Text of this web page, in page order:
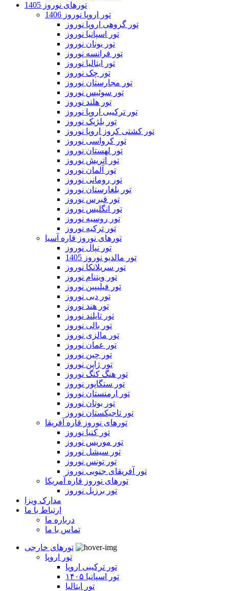
تورهای نوروز 1405
تور اروپا نوروز 1406
تور گروهی اروپا نوروز
تور اسپانیا نوروز
تور یونان نوروز
تور فرانسه نوروز
تور ایتالیا نوروز
تور چک نوروز
تور مجارستان نوروز
تور سوئیس نوروز
تور هلند نوروز
تور ترکیبی اروپا نوروز
تور بلژیک نوروز
تور کشتی کروز اروپا نوروز
تور کرواسی نوروز
تور لهستان نوروز
تور اتریش نوروز
تور آلمان نوروز
تور رومانی نوروز
تور بلغارستان نوروز
تور قبرس نوروز
تور انگلیس نوروز
تور روسیه نوروز
تور ترکیه نوروز
تورهای نوروز قاره آسیا
تور نپال نوروز
تور مالدیو نوروز 1405
تور سریلانکا نوروز
تور ویتنام نوروز
تور فیلیپین نوروز
تور دبی نوروز
تور هند نوروز
تور تایلند نوروز
تور بالی نوروز
تور مالزی نوروز
تور عمان نوروز
تور چین نوروز
تور ژاپن نوروز
تور هنگ کنگ نوروز
تور سنگاپور نوروز
تور ارمنستان نوروز
تور بوتان نوروز
تور تاجیکستان نوروز
تورهای نوروز قاره آفریقا
تور کنیا نوروز
تور موریس نوروز
تور سیشل نوروز
تور تونس نوروز
تور آفریقای جنوبی نوروز
تورهای نوروز قاره آمریکا
تور برزیل نوروز
مدارک ویزا
ارتباط با ما
درباره ما
تماس با ما
تورهای خارجی
تور اروپا
تور ترکیبی اروپا
تور اسپانیا ۱۴۰۵
تور ایتالیا